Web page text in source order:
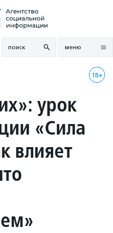
поиск меню
18+
урок
«Сила
влияет